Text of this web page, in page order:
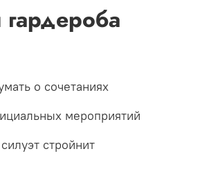
о сочетаниях
мероприятий
стройнит